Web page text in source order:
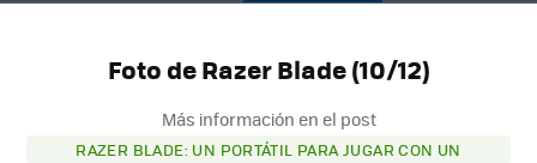
Foto de Razer Blade (10/12)
Más información en el post
RAZER BLADE: UN PORTÁTIL PARA JUGAR CON UN